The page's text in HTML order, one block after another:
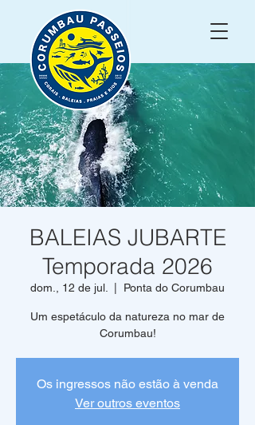
BALEIAS JUBARTE
Temporada 2026
dom., 12 de jul. Ponta do Corumbau
Um espetáculo da natureza no mar de
Corumbau!
Os ingressos não estão à venda
Ver outros eventos